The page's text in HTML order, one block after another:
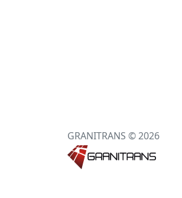
GRANITRANS © 2026